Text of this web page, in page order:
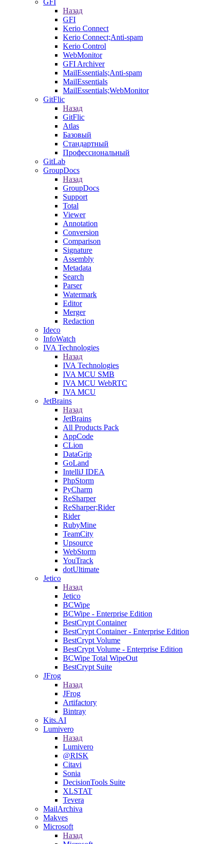
GFI
Назад
GFI
Kerio Connect
Kerio Connect;Anti-spam
Kerio Control
WebMonitor
GFI Archiver
MailEssentials;Anti-spam
MailEssentials
MailEssentials;WebMonitor
GitFlic
Назад
GitFlic
Atlas
Базовый
Стандартный
Профессиональный
GitLab
GroupDocs
Назад
GroupDocs
Support
Total
Viewer
Annotation
Conversion
Comparison
Signature
Assembly
Metadata
Search
Parser
Watermark
Editor
Merger
Redaction
Ideco
InfoWatch
IVA Technologies
Назад
IVA Technologies
IVA MCU SMB
IVA MCU WebRTC
IVA MCU
JetBrains
Назад
JetBrains
All Products Pack
AppCode
CLion
DataGrip
GoLand
IntelliJ IDEA
PhpStorm
PyCharm
ReSharper
ReSharper;Rider
Rider
RubyMine
TeamCity
Upsource
WebStorm
YouTrack
dotUltimate
Jetico
Назад
Jetico
BCWipe
BCWipe - Enterprise Edition
BestCrypt Container
BestCrypt Container - Enterprise Edition
BestCrypt Volume
BestCrypt Volume - Enterprise Edition
BCWipe Total WipeOut
BestCrypt Suite
JFrog
Назад
JFrog
Artifactory
Bintray
Kits.AI
Lumivero
Назад
Lumivero
@RISK
Citavi
Sonia
DecisionTools Suite
XLSTAT
Tevera
MailArchiva
Makves
Microsoft
Назад